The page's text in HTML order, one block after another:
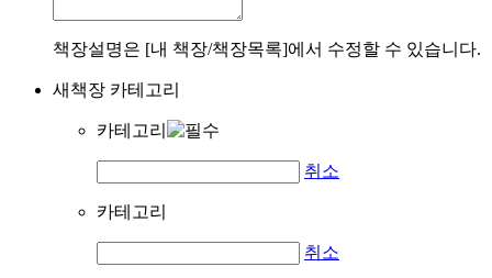
책장설명은 [내 책장/책장목록]에서 수정할 수 있습니다.
새책장 카테고리
카테고리
취소
카테고리
취소